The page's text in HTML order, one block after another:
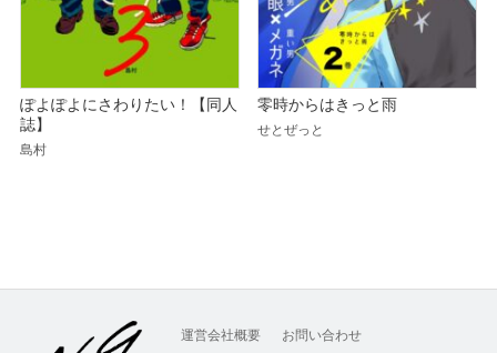
ぽよぽよにさわりたい！【同人
誌】
島村
零時からはきっと雨
せとぜっと
運営会社概要 お問い合わせ